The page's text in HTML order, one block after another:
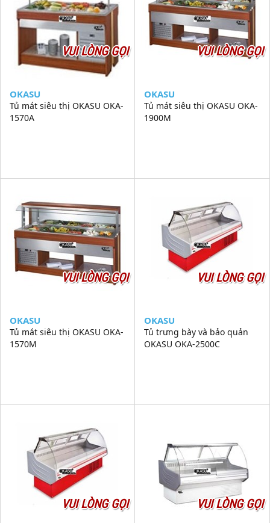
VUI LÒNG GỌI
OKASU
Tủ mát siêu thị OKASU OKA-
1570A
VUI LÒNG GỌI
OKASU
Tủ mát siêu thị OKASU OKA-
1900M
VUI LÒNG GỌI
OKASU
Tủ mát siêu thị OKASU OKA-
1570M
VUI LÒNG GỌI
OKASU
Tủ trưng bày và bảo quản
OKASU OKA-2500C
VUI LÒNG GỌI VUI LÒNG GỌI